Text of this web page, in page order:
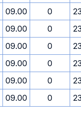
09.00 0
09.00 0
09.00 0
09.00 0
09.00 0
09.00 0